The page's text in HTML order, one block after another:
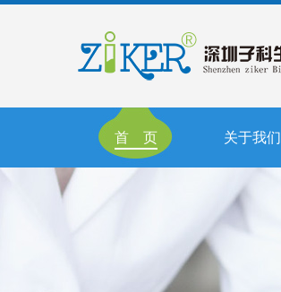
首 页 关于我们